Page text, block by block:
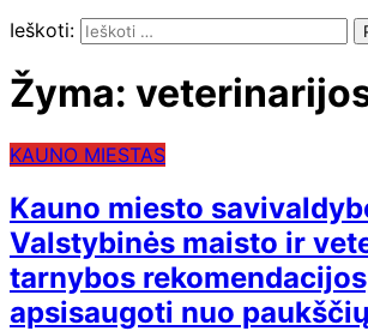
Ieškoti:
Žyma:
KAUNO MIESTAS
Kauno miesto
Valstybinės maisto ir
tarnybos
apsisaugoti nuo